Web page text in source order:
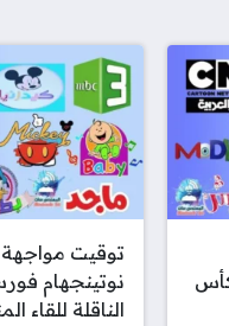
كأس
توقيت
نوتينجهام
الناقلة للقاء